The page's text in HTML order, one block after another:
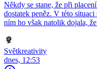
Někdy se stane, že při
dostatek peněz. V této
ním ho však natolik dojala,
Světkreativity
dnes, 12:53